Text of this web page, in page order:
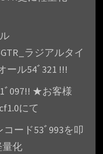
ラジアルタイ
ール54ﾞ321 !!!
ﾞ097!! ★お客様
にて
ード53ﾞ993を叩
量化